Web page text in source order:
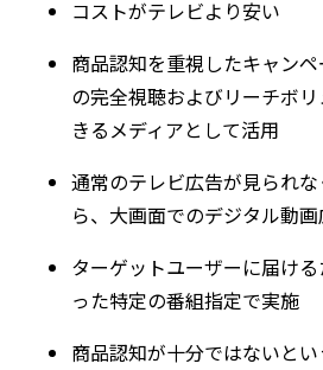
コストがテレビより安い
商品認知を重視したキャン
の完全視聴およびリーチボ
きるメディアとして活用
通常のテレビ広告が見られ
ら、大画面でのデジタル動
ターゲットユーザーに届け
った特定の番組指定で実施
商品認知が十分ではないと